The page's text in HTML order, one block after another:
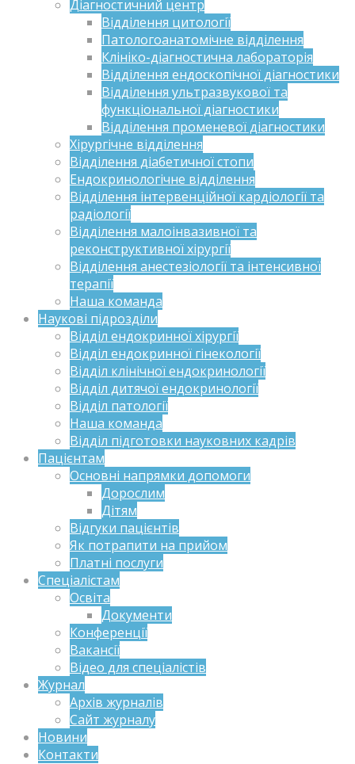
Діагностичний центр
Відділення цитології
Патологоанатомічне відділення
Клініко-діагностична лабораторія
Відділення ендоскопічної діагностики
Відділення ультразвукової та
функціональної діагностики
Відділення променевої діагностики
Хірургічне відділення
Відділення діабетичної стопи
Ендокринологічне відділення
Відділення інтервенційної кардіології та
радіології
Відділення малоінвазивної та
реконструктивної хірургії
Відділення анестезіології та інтенсивної
терапії
Наша команда
Наукові підрозділи
Відділ ендокринної хірургії
Відділ ендокринної гінекології
Відділ клінічної ендокринології
Відділ дитячої ендокринології
Відділ патології
Наша команда
Відділ підготовки науковних кадрів
Пацієнтам
Основні напрямки допомоги
Дорослим
Дітям
Відгуки пацієнтів
Як потрапити на прийом
Платні послуги
Спеціалістам
Освіта
Документи
Конференції
Вакансії
Відео для спеціалістів
Журнал
Архів журналів
Сайт журналу
Новини
Контакти